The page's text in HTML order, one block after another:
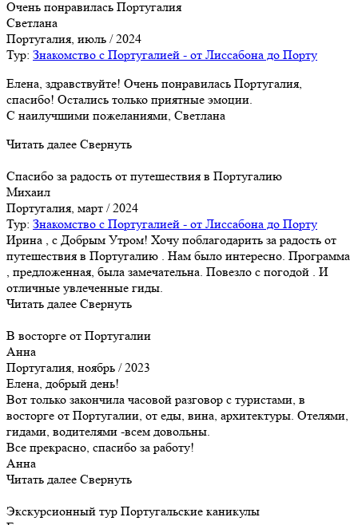
Очень понравилась Португалия
Светлана
Португалия, июль / 2024
Тур: Знакомство с Португалией - от Лиссабона до Порту
Елена, здравствуйте! Очень понравилась Португалия,
спасибо! Остались только приятные эмоции.
С наилучшими пожеланиями, Светлана
Читать далее Свернуть
Спасибо за радость от путешествия в Португалию
Михаил
Португалия, март / 2024
Тур: Знакомство с Португалией - от Лиссабона до Порту
Ирина , с Добрым Утром! Хочу поблагодарить за радость от
путешествия в Португалию . Нам было интересно. Программа
, предложенная, была замечательна. Повезло с погодой . И
отличные увлеченные гиды.
Читать далее Свернуть
В восторге от Португалии
Анна
Португалия, ноябрь / 2023
Елена, добрый день!
Вот только закончила часовой разговор с туристами, в
восторге от Португалии, от еды, вина, архитектуры. Отелями,
гидами, водителями -всем довольны.
Все прекрасно, спасибо за работу!
Анна
Читать далее Свернуть
Экскурсионный тур Португальские каникулы